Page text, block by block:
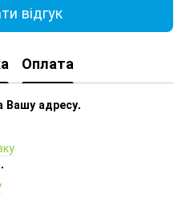
відгук
Оплата
Вашу адресу.